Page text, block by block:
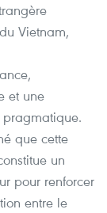
Vietnam,
et une
que cette
un
pour renforcer
entre le